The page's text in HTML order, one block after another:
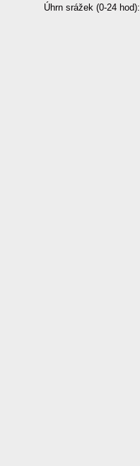
Úhrn srážek (0-24 hod):